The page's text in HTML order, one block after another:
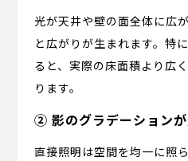
光が天井や壁の面全体に広
と広がりが生まれます。特
ると、実際の床面積より広
ります。
② 影のグラデーション
直接照明は空間を均一に照